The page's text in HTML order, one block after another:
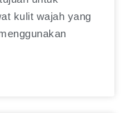
kulit wajah yang